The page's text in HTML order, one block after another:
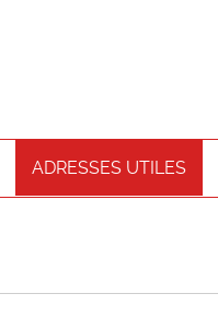
ADRESSES UTILES